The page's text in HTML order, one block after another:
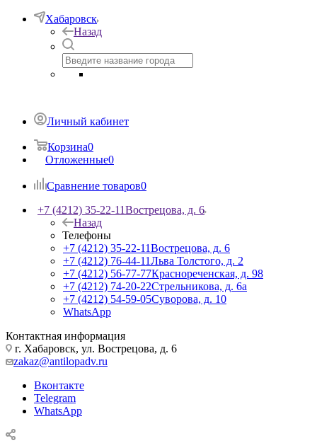
Хабаровск
Назад
Личный кабинет
Корзина0
Отложенные0
Сравнение товаров0
+7 (4212) 35-22-11Вострецова, д. 6
Назад
Телефоны
+7 (4212) 35-22-11Вострецова, д. 6
+7 (4212) 76-44-11Льва Толстого, д. 2
+7 (4212) 56-77-77Краснореченская, д. 98
+7 (4212) 74-20-22Стрельникова, д. 6а
+7 (4212) 54-59-05Суворова, д. 10
WhatsApp
Контактная информация
г. Хабаровск, ул. Вострецова, д. 6
zakaz@antilopadv.ru
Вконтакте
Telegram
WhatsApp